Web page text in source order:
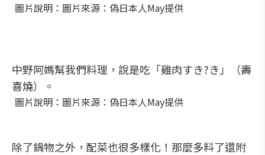
圖片說明：圖片來源：偽日本人May提供
中野阿媽幫我們料理，說是吃「雞肉すき?き」（壽
喜燒）。
圖片說明：圖片來源：偽日本人May提供
除了鍋物之外，配菜也很多樣化！那麼多料了還附